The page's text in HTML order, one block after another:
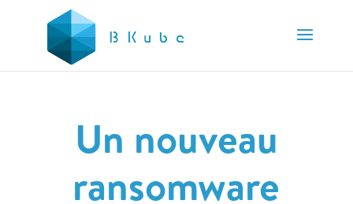
Un nouveau
ransomware